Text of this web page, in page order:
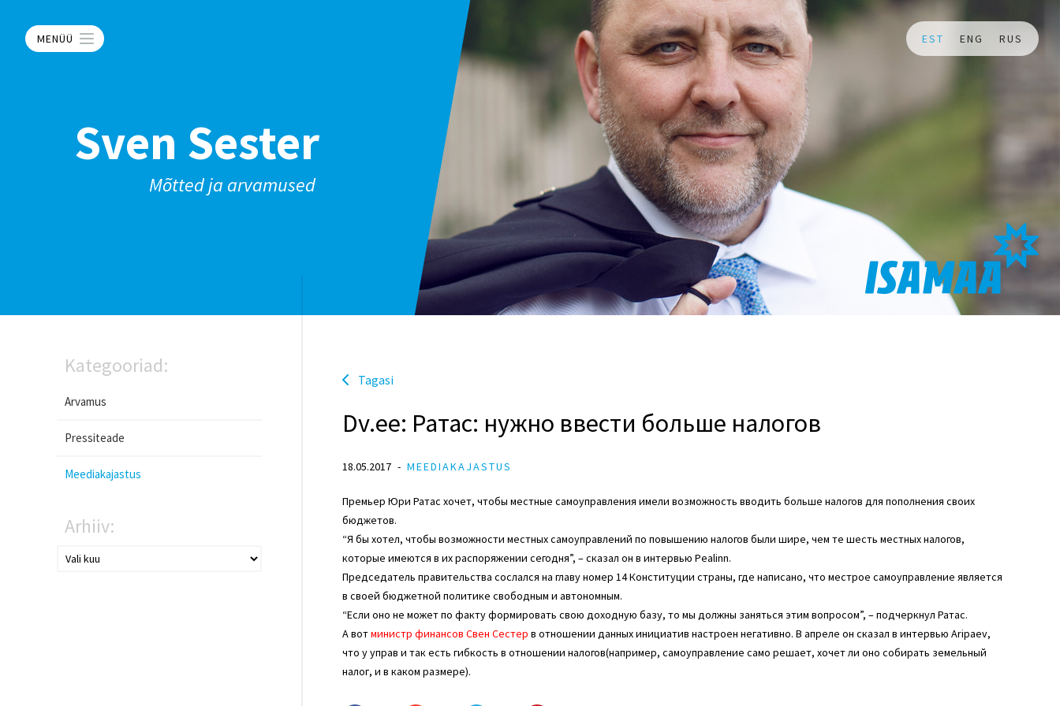
MENÜÜ EST ENG RUS
Sven Sester
Mõtted ja arvamused
Kategooriad:
Arvamus
Pressiteade
Meediakajastus
Arhiiv:
Tagasi
Dv.ee: Ратас: нужно ввести больше налогов
18.05.2017 MEEDIAKAJASTUS
Премьер Юри Ратас хочет, чтобы местные самоуправления имели возможность вводить больше налогов для пополнения своих
бюджетов.
“Я бы хотел, чтобы возможности местных самоуправлений по повышению налогов были шире, чем те шесть местных налогов,
которые имеются в их распоряжении сегодня”, – сказал он в интервью Pealinn.
Председатель правительства сослался на главу номер 14 Конституции страны, где написано, что местрое самоуправление является
в своей бюджетной политике свободным и автономным.
“Если оно не может по факту формировать свою доходную базу, то мы должны заняться этим вопросом”, – подчеркнул Ратас.
А вотминистр финансов Свен Сестер в отношении данных инициатив настроен негативно. В апреле он сказал в интервью Aripaev,
что у управ и так есть гибкость в отношении налогов(например, самоуправление само решает, хочет ли оно собирать земельный
налог, и в каком размере).